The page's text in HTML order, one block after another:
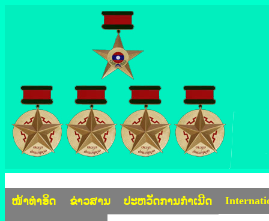
ໜ້າທຳອິດ ຂ່າວສານ ປະຫວັດການກຳເນີດ